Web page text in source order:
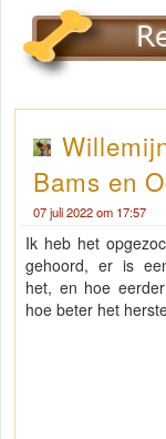
Bams en
07 juli 2022 om 17:57
Ik heb het
gehoord, er is
het, en hoe
hoe beter het